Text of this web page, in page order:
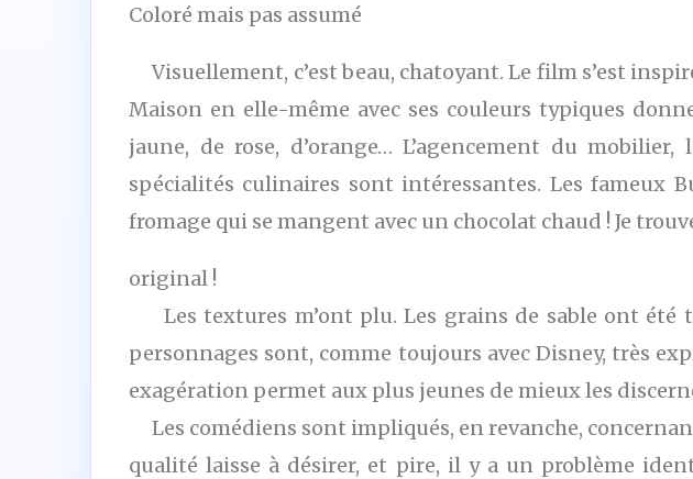
Coloré mais pas assumé
Visuellement, c’est beau, chatoyant. Le film s’est
Maison en elle-même avec ses couleurs typiques
jaune, de rose, d’orange… L’agencement du
spécialités culinaires sont intéressantes. Les fameux
fromage qui se mangent avec un chocolat chaud ! Je
original !
Les textures m’ont plu. Les grains de sable ont été
personnages sont, comme toujours avec Disney, très
exagération permet aux plus jeunes de mieux les
Les comédiens sont impliqués, en revanche,
qualité laisse à désirer, et pire, il y a un problème